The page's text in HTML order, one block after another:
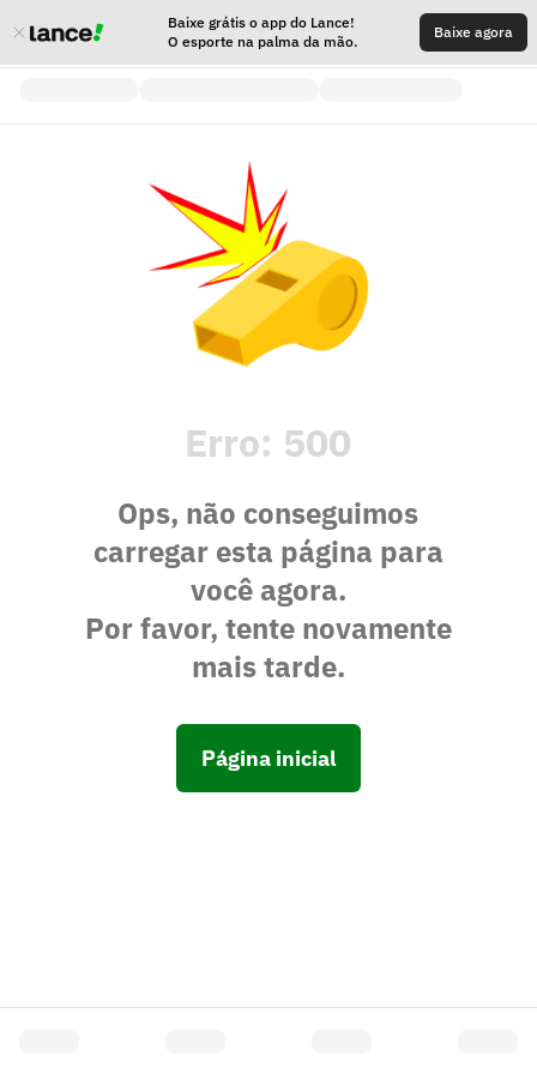
Baixe grátis o app do Lance!
O esporte na palma da mão.
Baixe agora
Erro: 500
Ops, não conseguimos
carregar esta página para
você agora.
Por favor, tente novamente
mais tarde.
Página inicial